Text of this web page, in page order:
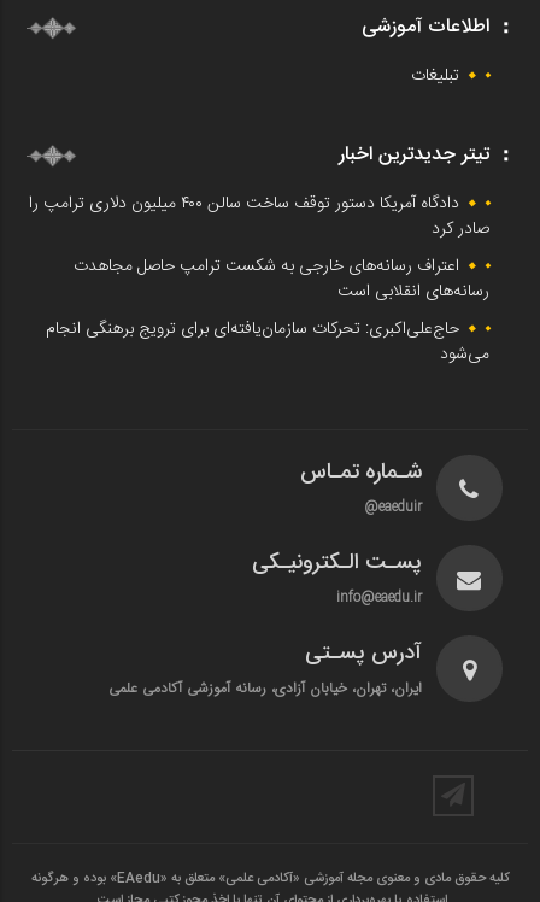
اطلاعات آموزشی
تبلیغات
تیتر جدیدترین اخبار
دادگاه آمریکا دستور توقف ساخت سالن ۴۰۰ میلیون دلاری ترامپ را
صادر کرد
اعتراف رسانه‌های خارجی به شکست ترامپ حاصل مجاهدت
رسانه‌های انقلابی است
حاج‌علی‌اکبری: تحرکات سازمان‌یافته‌ای برای ترویج برهنگی انجام
می‌شود
شـماره تمـاس
eaeduir@
پسـت الـکترونیـکی
info@eaedu.ir
آدرس پسـتی
ایران، تهران، خیابان آزادی، رسانه آموزشی آکادمی علمی
کلیه حقوق مادی و معنوی مجله آموزشی «آکادمی علمی» متعلق به «EAedu» بوده و هرگونه